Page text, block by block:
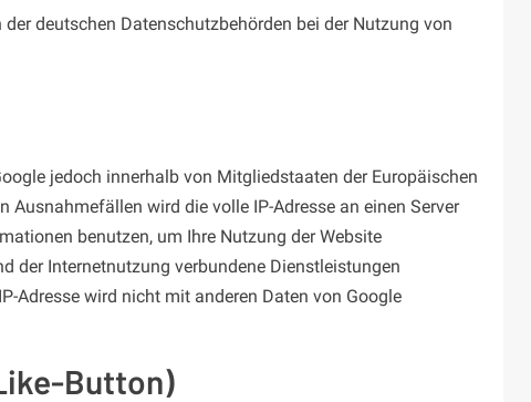
deutschen Datenschutzbehörden bei der Nutzung von
jedoch innerhalb von Mitgliedstaaten der Europäischen
wird die volle IP-Adresse an einen Server
benutzen, um Ihre Nutzung der Website
der Internetnutzung verbundene Dienstleistungen
Adresse wird nicht mit anderen Daten von Google
Button)